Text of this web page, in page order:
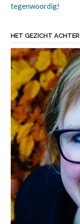
navigatie
tegenwoordig!
HET GEZICHT